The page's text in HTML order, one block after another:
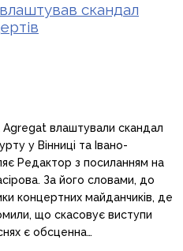
скандал
Agregat влаштували скандал
у Вінниці та Івано-
Редактор з посиланням на
За його словами, до
концертних майданчиків, де
що скасовує виступи
є обсценна…